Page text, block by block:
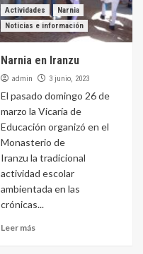
Actividades
Narnia
Noticias e información
Narnia en Iranzu
admin 3 junio, 2023
El pasado domingo 26 de
marzo la Vicaría de
Educación organizó en el
Monasterio de
Iranzu la tradicional
actividad escolar
ambientada en las
crónicas...
Leer más